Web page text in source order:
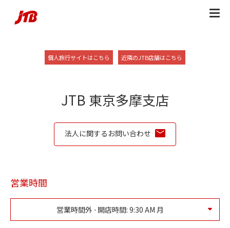
個人旅行サイトはこちら Link Opens in New Tab
近隣のJTB店舗はこちら
JTB 東京多摩支店
法人に関するお問い合わせ
営業時間
営業時間外 ⋅ 開店時間: 9:30 AM 月